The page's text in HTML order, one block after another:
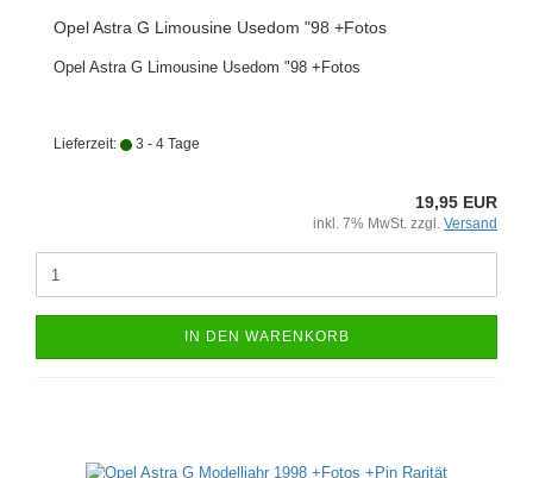
Opel Astra G Limousine Usedom "98 +Fotos
Opel Astra G Limousine Usedom "98 +Fotos
Lieferzeit: 3 - 4 Tage
19,95 EUR
inkl. 7% MwSt. zzgl. Versand
IN DEN WARENKORB